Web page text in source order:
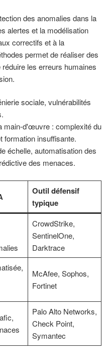
des anomalies dans la
alertes et la modélisation
correctifs et à la
permet de réaliser des
les erreurs humaines
sociale, vulnérabilités
main-d'œuvre : complexité du
formation insuffisante.
échelle, automatisation des
des menaces.
Outil défensif
typique
CrowdStrike,
SentinelOne,
Darktrace
McAfee, Sophos,
Fortinet
Palo Alto Networks,
Check Point,
Symantec